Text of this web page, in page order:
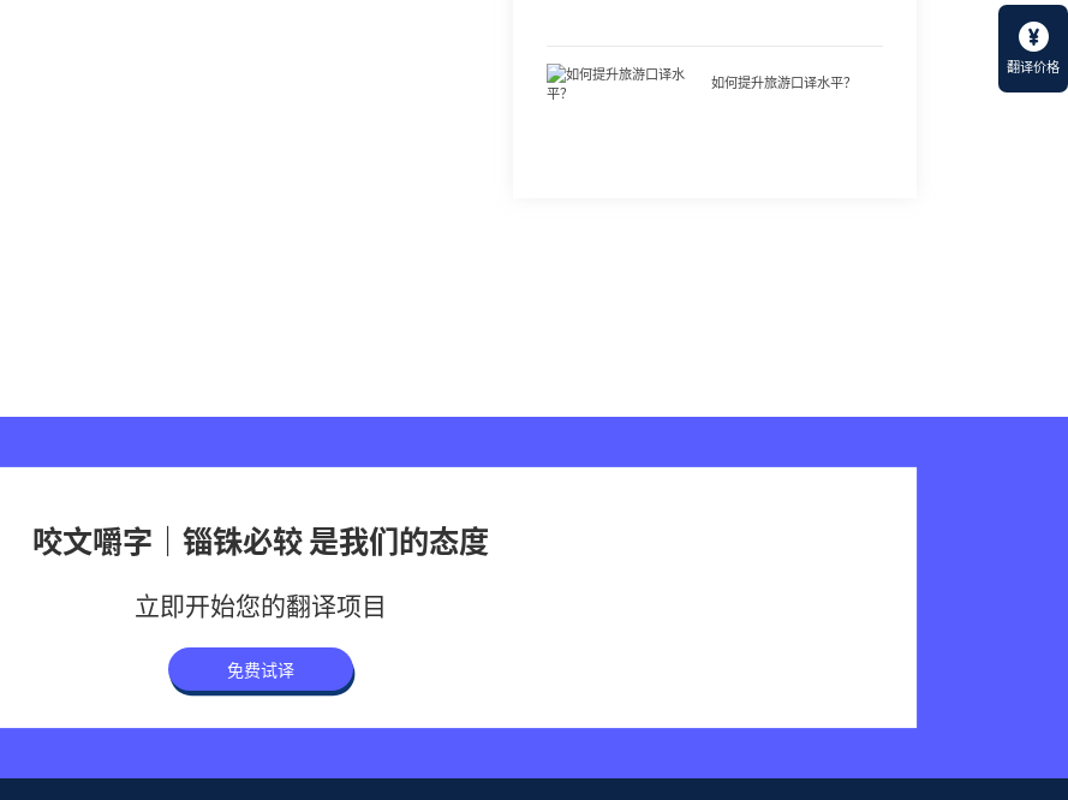
翻译价格
如何提升旅游口译水平？
咬文嚼字｜锱铢必较 是我们的态度
立即开始您的翻译项目
免费试译